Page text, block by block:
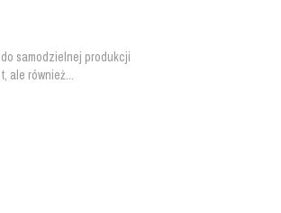
samodzielnej produkcji
ale również...